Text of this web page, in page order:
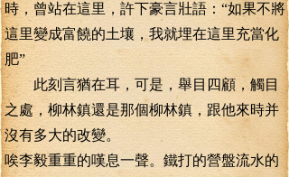
時，曾站在這里，許下豪言壯語：“如果不將
這里變成富饒的土壤，我就埋在這里充當化
肥”
此刻言猶在耳，可是，舉目四顧，觸目
之處，柳林鎮還是那個柳林鎮，跟他來時并
沒有多大的改變。
唉李毅重重的嘆息一聲。鐵打的營盤流水的